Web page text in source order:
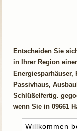
Entscheiden Sie
in Ihrer Region
Energiesparhäuser,
Passivhaus,
Schlüßelfertig.
wenn Sie in 09661
Willkommen